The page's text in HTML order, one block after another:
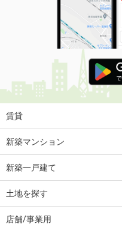
賃貸
新築マンション
新築一戸建て
土地を探す
店舗/事業用